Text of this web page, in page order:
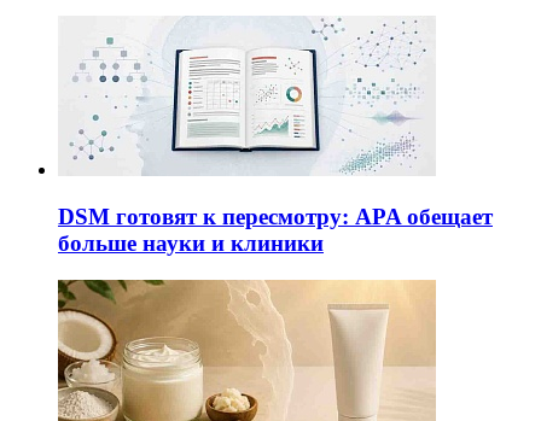
DSM готовят к пересмотру: APA обещает
больше науки и клиники